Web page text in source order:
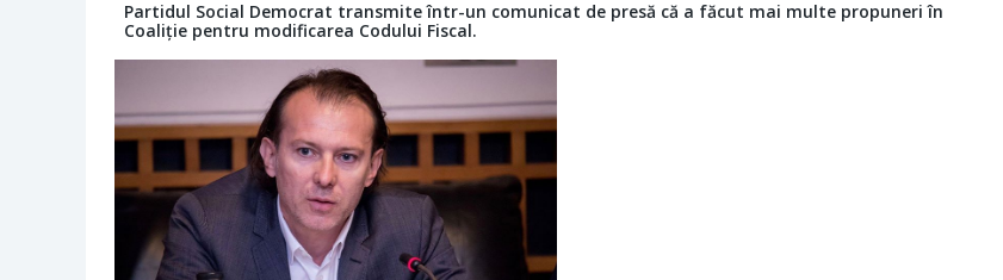
Partidul Social Democrat transmite într-un comunicat de presă că a făcut mai multe propuneri în
Coaliție pentru modificarea Codului Fiscal.